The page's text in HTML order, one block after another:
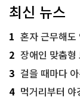
최신 뉴스
1 혼자 근무해
2 장애인 맞춤형
3 걸을 때마다 아
4 먹거리부터